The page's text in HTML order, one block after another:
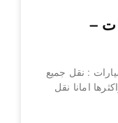
–
: نقل جميع
امانا نقل